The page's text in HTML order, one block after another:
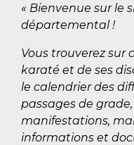
« Bienvenue sur le
départemental !
Vous trouverez sur
karaté et de ses
le calendrier des
passages de
manifestations,
informations et